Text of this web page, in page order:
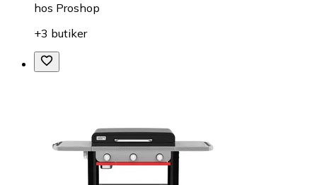
hos Proshop
+3 butiker